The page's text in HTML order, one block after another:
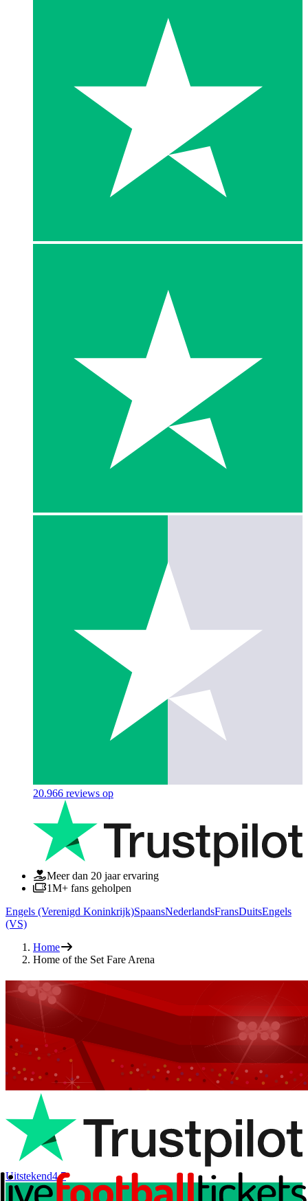
20.966 reviews op
Meer dan 20 jaar ervaring
1M+ fans geholpen
Engels (Verenigd Koninkrijk)SpaansNederlandsFransDuitsEngels
(VS)
Home
Home of the Set Fare Arena
Uitstekend4.7